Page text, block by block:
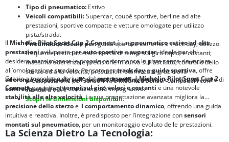
Tipo di pneumatico: Estivo
Veicoli compatibili:Supercar, coupé sportive, berline ad alte
prestazioni, sportive compatte e vetture omologate per utilizzo
pista/strada.
Pneumatico ideale per:guida sportiva estrema e track day; utilizzo
frequente in circuito con ricerca di tempi sul giro rapidi e costanti;
massima aderenza e precisione in curva sull’asciutto; controllo dello
sterzo ad alta velocità; prestazioni ottimizzate grazie alla
predisposizione per sensori Tire Mounted Sensor compatibili con
standard VDA.
Scopri le dimensioni disponibili.
Il Michelin Pilot Sport Cup 2 Connectè unpneumatico estivo ad alte
prestazionisviluppato perauto sportiveesupercar, ideale per chi
desidera massimizzare le proprie performance in pista senza rinunciare
all’omologazione stradale. Pensato pertrack dayeguida sportiva, offre
aderenza eccezionale sull’asciutto,handling precisoe un elevato livello di
controlloanche nelle condizioni più impegnative.
Grazie a tecnologie derivate dalmotorsport, ilMichelin Pilot Sport Cup 2
Connectgarantiscetempi sul giro veloci e costanti e una notevole
stabilità alle alte velocità. La sua progettazione avanzata migliora la
precisione dello sterzoe il comportamento dinamico, offrendo una guida
intuitiva e reattiva. Inoltre, è predisposto per l’integrazione consensori
montati sul pneumatico, per un monitoraggio evoluto delle prestazioni.
La Scienza Dietro La Tecnologia: